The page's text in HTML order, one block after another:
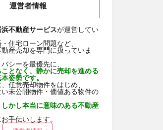
運営者情報
浜不動産サービスが運営してい
住宅ローン問題など、
産売却を専門に扱っていま
シーを最優先に、
となく、静かに売却を進める
姿勢です。
任意売却物件をはじめ、
未公開物件・価値ある物件の
かし本当に意味のある不動産
手伝いします。